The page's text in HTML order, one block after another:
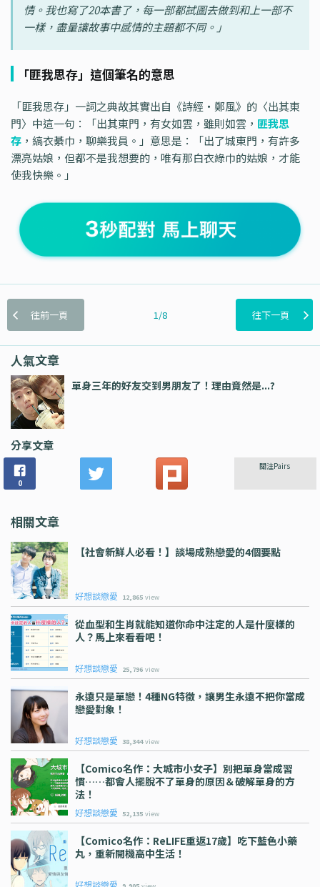
情。我也寫了20本書了，每一部都試圖去做到和上一部不
一樣，盡量讓故事中感情的主題都不同。」
「匪我思存」這個筆名的意思
「匪我思存」一詞之典故其實出自《詩經・鄭風》的〈出其東
門〉中這一句：「出其東門，有女如雲，雖則如雲， 匪我思
存 ，縞衣綦巾，聊樂我員。」意思是：「出了城東門，有許多
漂亮姑娘，但都不是我想要的，唯有那白衣綠巾的姑娘，才能
使我快樂。」
往前一頁 1/8 往下一頁
人氣文章
單身三年的好友交到男朋友了！理由竟然是...?
分享文章
0
關注Pairs
相關文章
【社會新鮮人必看！】談場成熟戀愛的4個要點
好想談戀愛 12,865 view
從血型和生肖就能知道你命中注定的人是什麼樣的
人？馬上來看看吧！
好想談戀愛 25,796 view
永遠只是單戀！4種NG特徵，讓男生永遠不把你當成
戀愛對象！
好想談戀愛 38,344 view
【comico名作：大城市小女子】別把單身當成習
慣……都會人擺脫不了單身的原因＆破解單身的方
法！
好想談戀愛 52,135 view
【comico名作：ReLIFE重返17歲】吃下藍色小藥
丸，重新開機高中生活！
好想談戀愛